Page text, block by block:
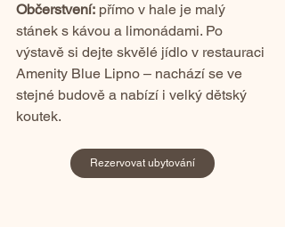
Občerstvení: přímo v hale je malý
stánek s kávou a limonádami. Po
výstavě si dejte skvělé jídlo v restauraci
Amenity Blue Lipno – nachází se ve
stejné budově a nabízí i velký dětský
koutek.
Rezervovat ubytování